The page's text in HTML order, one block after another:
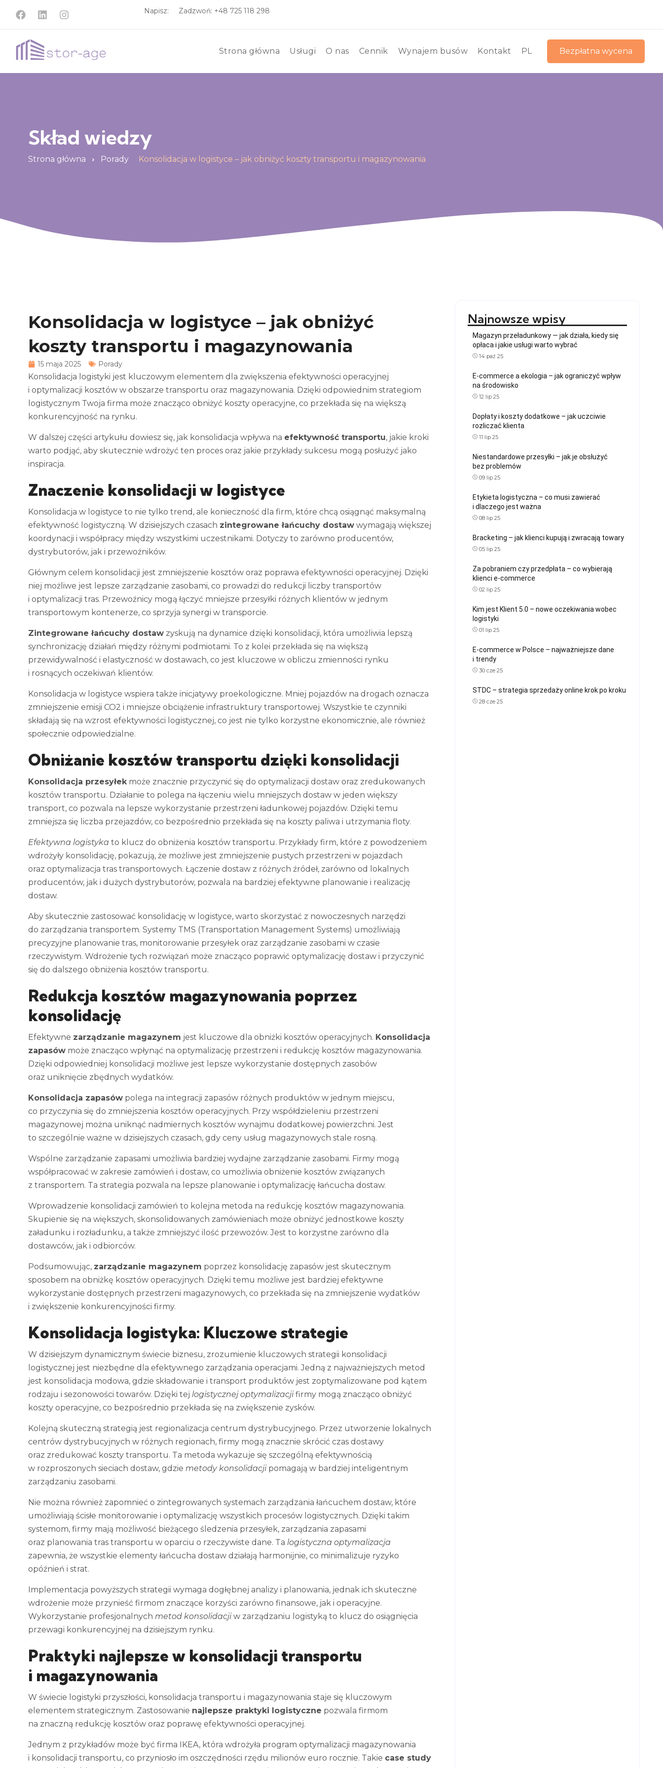
Napisz: Zadzwoń: +48 725 118 298
Strona główna Usługi O nas Cennik Wynajem busów Kontakt PL Bezpłatna wycena
Skład wiedzy
Strona główna Porady Konsolidacja w logistyce – jak obniżyć koszty transportu i magazynowania
Konsolidacja w logistyce – jak obniżyć
koszty transportu i magazynowania
15 maja 2025 Porady
Konsolidacja logistyki jest kluczowym elementem dla zwiększenia efektywności operacyjnej
i optymalizacji kosztów w obszarze transportu oraz magazynowania. Dzięki odpowiednim strategiom
logistycznym Twoja firma może znacząco obniżyć koszty operacyjne, co przekłada się na większą
konkurencyjność na rynku.
W dalszej części artykułu dowiesz się, jak konsolidacja wpływa na efektywność transportu, jakie kroki
warto podjąć, aby skutecznie wdrożyć ten proces oraz jakie przykłady sukcesu mogą posłużyć jako
inspiracja.
Znaczenie konsolidacji w logistyce
Konsolidacja w logistyce to nie tylko trend, ale konieczność dla firm, które chcą osiągnąć maksymalną
efektywność logistyczną. W dzisiejszych czasach zintegrowane łańcuchy dostaw wymagają większej
koordynacji i współpracy między wszystkimi uczestnikami. Dotyczy to zarówno producentów,
dystrybutorów, jak i przewoźników.
Głównym celem konsolidacji jest zmniejszenie kosztów oraz poprawa efektywności operacyjnej. Dzięki
niej możliwe jest lepsze zarządzanie zasobami, co prowadzi do redukcji liczby transportów
i optymalizacji tras. Przewoźnicy mogą łączyć mniejsze przesyłki różnych klientów w jednym
transportowym kontenerze, co sprzyja synergi w transporcie.
Zintegrowane łańcuchy dostaw zyskują na dynamice dzięki konsolidacji, która umożliwia lepszą
synchronizację działań między różnymi podmiotami. To z kolei przekłada się na większą
przewidywalność i elastyczność w dostawach, co jest kluczowe w obliczu zmienności rynku
i rosnących oczekiwań klientów.
Konsolidacja w logistyce wspiera także inicjatywy proekologiczne. Mniej pojazdów na drogach oznacza
zmniejszenie emisji CO2 i mniejsze obciążenie infrastruktury transportowej. Wszystkie te czynniki
składają się na wzrost efektywności logistycznej, co jest nie tylko korzystne ekonomicznie, ale również
społecznie odpowiedzialne.
Obniżanie kosztów transportu dzięki konsolidacji
Konsolidacja przesyłekmoże znacznie przyczynić się do optymalizacji dostaw oraz zredukowanych
kosztów transportu. Działanie to polega na łączeniu wielu mniejszych dostaw w jeden większy
transport, co pozwala na lepsze wykorzystanie przestrzeni ładunkowej pojazdów. Dzięki temu
zmniejsza się liczba przejazdów, co bezpośrednio przekłada się na koszty paliwa i utrzymania floty.
Efektywna logistyka to klucz do obniżenia kosztów transportu. Przykłady firm, które z powodzeniem
wdrożyły konsolidację, pokazują, że możliwe jest zmniejszenie pustych przestrzeni w pojazdach
oraz optymalizacja tras transportowych. Łączenie dostaw z różnych źródeł, zarówno od lokalnych
producentów, jak i dużych dystrybutorów, pozwala na bardziej efektywne planowanie i realizację
dostaw.
Aby skutecznie zastosować konsolidację w logistyce, warto skorzystać z nowoczesnych narzędzi
do zarządzania transportem. Systemy TMS (Transportation Management Systems) umożliwiają
precyzyjne planowanie tras, monitorowanie przesyłek oraz zarządzanie zasobami w czasie
rzeczywistym. Wdrożenie tych rozwiązań może znacząco poprawić optymalizację dostaw i przyczynić
się do dalszego obniżenia kosztów transportu.
Redukcja kosztów magazynowania poprzez
konsolidację
Efektywne zarządzanie magazynem jest kluczowe dla obniżki kosztów operacyjnych. Konsolidacja
zapasów może znacząco wpłynąć na optymalizację przestrzeni i redukcję kosztów magazynowania.
Dzięki odpowiedniej konsolidacji możliwe jest lepsze wykorzystanie dostępnych zasobów
oraz uniknięcie zbędnych wydatków.
Konsolidacja zapasów polega na integracji zapasów różnych produktów w jednym miejscu,
co przyczynia się do zmniejszenia kosztów operacyjnych. Przy współdzieleniu przestrzeni
magazynowej można uniknąć nadmiernych kosztów wynajmu dodatkowej powierzchni. Jest
to szczególnie ważne w dzisiejszych czasach, gdy ceny usług magazynowych stale rosną.
Wspólne zarządzanie zapasami umożliwia bardziej wydajne zarządzanie zasobami. Firmy mogą
współpracować w zakresie zamówień i dostaw, co umożliwia obniżenie kosztów związanych
z transportem. Ta strategia pozwala na lepsze planowanie i optymalizację łańcucha dostaw.
Wprowadzenie konsolidacji zamówień to kolejna metoda na redukcję kosztów magazynowania.
Skupienie się na większych, skonsolidowanych zamówieniach może obniżyć jednostkowe koszty
załadunku i rozładunku, a także zmniejszyć ilość przewozów. Jest to korzystne zarówno dla
dostawców, jak i odbiorców.
Podsumowując, zarządzanie magazynem poprzez konsolidację zapasów jest skutecznym
sposobem na obniżkę kosztów operacyjnych. Dzięki temu możliwe jest bardziej efektywne
wykorzystanie dostępnych przestrzeni magazynowych, co przekłada się na zmniejszenie wydatków
i zwiększenie konkurencyjności firmy.
Konsolidacja logistyka: Kluczowe strategie
W dzisiejszym dynamicznym świecie biznesu, zrozumienie kluczowych strategii konsolidacji
logistycznej jest niezbędne dla efektywnego zarządzania operacjami. Jedną z najważniejszych metod
jest konsolidacja modowa, gdzie składowanie i transport produktów jest zoptymalizowane pod kątem
rodzaju i sezonowości towarów. Dzięki tej logistycznej optymalizacjifirmy mogą znacząco obniżyć
koszty operacyjne, co bezpośrednio przekłada się na zwiększenie zysków.
Kolejną skuteczną strategią jest regionalizacja centrum dystrybucyjnego. Przez utworzenie lokalnych
centrów dystrybucyjnych w różnych regionach, firmy mogą znacznie skrócić czas dostawy
oraz zredukować koszty transportu. Ta metoda wykazuje się szczególną efektywnością
w rozproszonych sieciach dostaw, gdzie metody konsolidacjipomagają w bardziej inteligentnym
zarządzaniu zasobami.
Nie można również zapomnieć o zintegrowanych systemach zarządzania łańcuchem dostaw, które
umożliwiają ścisłe monitorowanie i optymalizację wszystkich procesów logistycznych. Dzięki takim
systemom, firmy mają możliwość bieżącego śledzenia przesyłek, zarządzania zapasami
oraz planowania tras transportu w oparciu o rzeczywiste dane. Ta logistyczna optymalizacja
zapewnia, że wszystkie elementy łańcucha dostaw działają harmonijnie, co minimalizuje ryzyko
opóźnień i strat.
Implementacja powyższych strategii wymaga dogłębnej analizy i planowania, jednak ich skuteczne
wdrożenie może przynieść firmom znaczące korzyści zarówno finansowe, jak i operacyjne.
Wykorzystanie profesjonalnych metod konsolidacjiw zarządzaniu logistyką to klucz do osiągnięcia
przewagi konkurencyjnej na dzisiejszym rynku.
Praktyki najlepsze w konsolidacji transportu
i magazynowania
W świecie logistyki przyszłości, konsolidacja transportu i magazynowania staje się kluczowym
elementem strategicznym. Zastosowanie najlepsze praktyki logistyczne pozwala firmom
na znaczną redukcję kosztów oraz poprawę efektywności operacyjnej.
Jednym z przykładów może być firma IKEA, która wdrożyła program optymalizacji magazynowania
i konsolidacji transportu, co przyniosło im oszczędności rzędu milionów euro rocznie. Takie case study
Najnowsze wpisy
Magazyn przeładunkowy — jak działa, kiedy się
opłaca i jakie usługi warto wybrać
14 paź 25
E-commerce a ekologia – jak ograniczyć wpływ
na środowisko
12 lip 25
Dopłaty i koszty dodatkowe – jak uczciwie
rozliczać klienta
11 lip 25
Niestandardowe przesyłki – jak je obsłużyć
bez problemów
09 lip 25
Etykieta logistyczna – co musi zawierać
i dlaczego jest ważna
08 lip 25
Bracketing – jak klienci kupują i zwracają towary
05 lip 25
Za pobraniem czy przedpłata – co wybierają
klienci e-commerce
02 lip 25
Kim jest Klient 5.0 – nowe oczekiwania wobec
logistyki
01 lip 25
E-commerce w Polsce – najważniejsze dane
i trendy
30 cze 25
STDC – strategia sprzedaży online krok po kroku
28 cze 25